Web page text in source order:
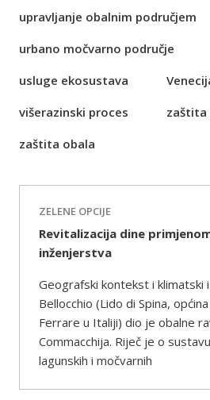
upravljanje obalnim područjem
urbano močvarno područje
usluge ekosustava
višerazinski proces
zaštita
zaštita obala
ZELENE OPCIJE
Revitalizacija dine
inženjerstva
Geografski kontekst i klimatski
Bellocchio (Lido di Spina,
Ferrare u Italiji) dio je obalne
Commacchija. Riječ je o
lagunskih i močvarnih